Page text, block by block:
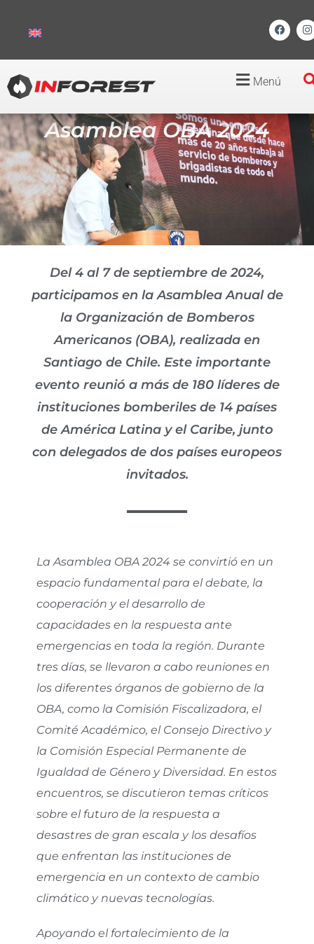
Menú
Asamblea OBA 2024
Del 4 al 7 de septiembre de 2024,
participamos en la Asamblea Anual de
la Organización de Bomberos
Americanos (OBA), realizada en
Santiago de Chile. Este importante
evento reunió a más de 180 líderes de
instituciones bomberiles de 14 países
de América Latina y el Caribe, junto
con delegados de dos países europeos
invitados.
La Asamblea OBA 2024 se convirtió en un
espacio fundamental para el debate, la
cooperación y el desarrollo de
capacidades en la respuesta ante
emergencias en toda la región. Durante
tres días, se llevaron a cabo reuniones en
los diferentes órganos de gobierno de la
OBA, como la Comisión Fiscalizadora, el
Comité Académico, el Consejo Directivo y
la Comisión Especial Permanente de
Igualdad de Género y Diversidad. En estos
encuentros, se discutieron temas críticos
sobre el futuro de la respuesta a
desastres de gran escala y los desafíos
que enfrentan las instituciones de
emergencia en un contexto de cambio
climático y nuevas tecnologías.
Apoyando el fortalecimiento de la